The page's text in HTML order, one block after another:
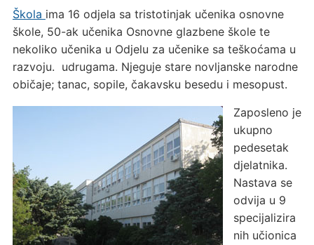
Škola ima 16 odjela sa tristotinjak učenika osnovne
škole, 50-ak učenika Osnovne glazbene škole te
nekoliko učenika u Odjelu za učenike sa teškoćama u
razvoju. udrugama. Njeguje stare novljanske narodne
običaje; tanac, sopile, čakavsku besedu i mesopust.
Zaposleno je
ukupno
pedesetak
djelatnika.
Nastava se
odvija u 9
specijalizira
nih učionica